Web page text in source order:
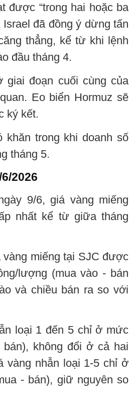
được “trong hai hoặc ba
đã đồng ý dừng tấn
thẳng, kể từ khi lệnh
đầu tháng 4.
giai đoạn cuối cùng của
Eo biển Hormuz sẽ
ký kết.
khăn trong khi doanh số
tháng 5.
2026
9/6, giá vàng miếng
nhất kể từ giữa tháng
miếng tại SJC được
lượng (mua vào - bán
và chiều bán ra so với
loại 1 đến 5 chỉ ở mức
bán), không đổi ở cả hai
vàng nhẫn loại 1-5 chỉ ở
- bán), giữ nguyên so